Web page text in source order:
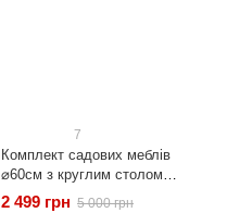
7
Комплект садових меблів
⌀60см з круглим столом
4Points Udine - 2, Коричневий
2 499 грн 5 000 грн